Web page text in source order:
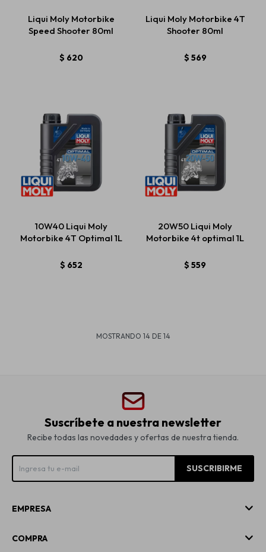
Liqui Moly Motorbike
Speed Shooter 80ml
$ 620
Liqui Moly Motorbike 4T
Shooter 80ml
$ 569
10W40 Liqui Moly
Motorbike 4T Optimal 1L
$ 652
20W50 Liqui Moly
Motorbike 4t optimal 1L
$ 559
MOSTRANDO 14 DE 14
Suscríbete a nuestra newsletter
Recibe todas las novedades y ofertas de nuestra tienda.
SUSCRIBIRME
EMPRESA
COMPRA